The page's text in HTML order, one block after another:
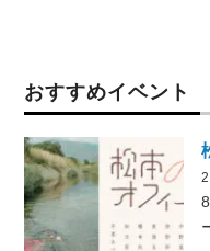
おすすめイベント